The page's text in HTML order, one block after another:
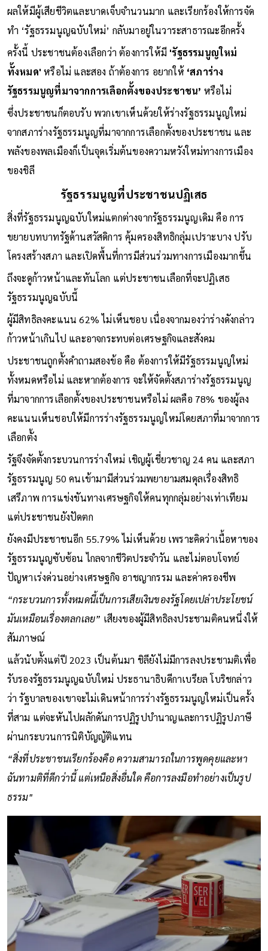
ผลให้มีผู้เสียชีวิตและบาดเจ็บจำนวนมาก และเรียกร้องให้การจัด
ทำ ‘รัฐธรรมนูญฉบับใหม่’ กลับมาอยู่ในวาระสาธารณะอีกครั้ง
ครั้งนี้ ประชาชนต้องเลือกว่า ต้องการให้มี 'รัฐธรรมนูญใหม่
ทั้งหมด'หรือไม่ และสอง ถ้าต้องการ อยากให้ ‘สภาร่าง
รัฐธรรมนูญที่มาจากการเลือกตั้งของประชาชน’ หรือไม่
ซึ่งประชาชนก็ตอบรับ พวกเขาเห็นด้วยให้ร่างรัฐธรรมนูญใหม่
จากสภาร่างรัฐธรรมนูญที่มาจากการเลือกตั้งของประชาชน และ
พลังของพลเมืองก็เป็นจุดเริ่มต้นของความหวังใหม่ทางการเมือง
ของชิลี
รัฐธรรมนูญที่ประชาชนปฏิเสธ
สิ่งที่รัฐธรรมนูญฉบับใหม่แตกต่างจากรัฐธรรมนูญเดิม คือ การ
ขยายบทบาทรัฐด้านสวัสดิการ คุ้มครองสิทธิกลุ่มเปราะบาง ปรับ
โครงสร้างสภา และเปิดพื้นที่การมีส่วนร่วมทางการเมืองมากขึ้น
ถึงจะดูก้าวหน้าและทันโลก แต่ประชาชนเลือกที่จะปฏิเสธ
รัฐธรรมนูญฉบับนี้
ผู้มีสิทธิลงคะแนน 62% ไม่เห็นชอบ เนื่องจากมองว่าร่างดังกล่าว
ก้าวหน้าเกินไป และอาจกระทบต่อเศรษฐกิจและสังคม
ประชาชนถูกตั้งคำถามสองข้อ คือ ต้องการให้มีรัฐธรรมนูญใหม่
ทั้งหมดหรือไม่ และหากต้องการ จะให้จัดตั้งสภาร่างรัฐธรรมนูญ
ที่มาจากการเลือกตั้งของประชาชนหรือไม่ ผลคือ 78% ของผู้ลง
คะแนนเห็นชอบให้มีการร่างรัฐธรรมนูญใหม่โดยสภาที่มาจากการ
เลือกตั้ง
รัฐจึงจัดตั้งกระบวนการร่างใหม่ เชิญผู้เชี่ยวชาญ 24 คน และสภา
รัฐธรรมนูญ 50 คนเข้ามามีส่วนร่วมพยายามสมดุลเรื่องสิทธิ
เสรีภาพ การแข่งขันทางเศรษฐกิจให้คนทุกกลุ่มอย่างเท่าเทียม
แต่ประชาชนยังปัดตก
ยังคงมีประชาชนอีก 55.79% ไม่เห็นด้วย เพราะคิดว่าเนื้อหาของ
รัฐธรรมนูญซับซ้อน ไกลจากชีวิตประจำวัน และไม่ตอบโจทย์
ปัญหาเร่งด่วนอย่างเศรษฐกิจ อาชญากรรม และค่าครองชีพ
“กระบวนการทั้งหมดนี้เป็นการเสียเงินของรัฐโดยเปล่าประโยชน์
มันเหมือนเรื่องตลกเลย” เสียงของผู้มีสิทธิลงประชามติคนหนึ่งให้
สัมภาษณ์
แล้วนับตั้งแต่ปี 2023 เป็นต้นมา ชิลียังไม่มีการลงประชามติเพื่อ
รับรองรัฐธรรมนูญฉบับใหม่ ประธานาธิบดีกาเบรียล โบริชกล่าว
ว่า รัฐบาลของเขาจะไม่เดินหน้าการร่างรัฐธรรมนูญใหม่เป็นครั้ง
ที่สาม แต่จะหันไปผลักดันการปฏิรูปบำนาญและการปฏิรูปภาษี
ผ่านกระบวนการนิติบัญญัติแทน
“สิ่งที่ประชาชนเรียกร้องคือ ความสามารถในการพูดคุยและหา
ฉันทามติที่ดีกว่านี้ แต่เหนือสิ่งอื่นใด คือการลงมือทำอย่างเป็นรูป
ธรรม"